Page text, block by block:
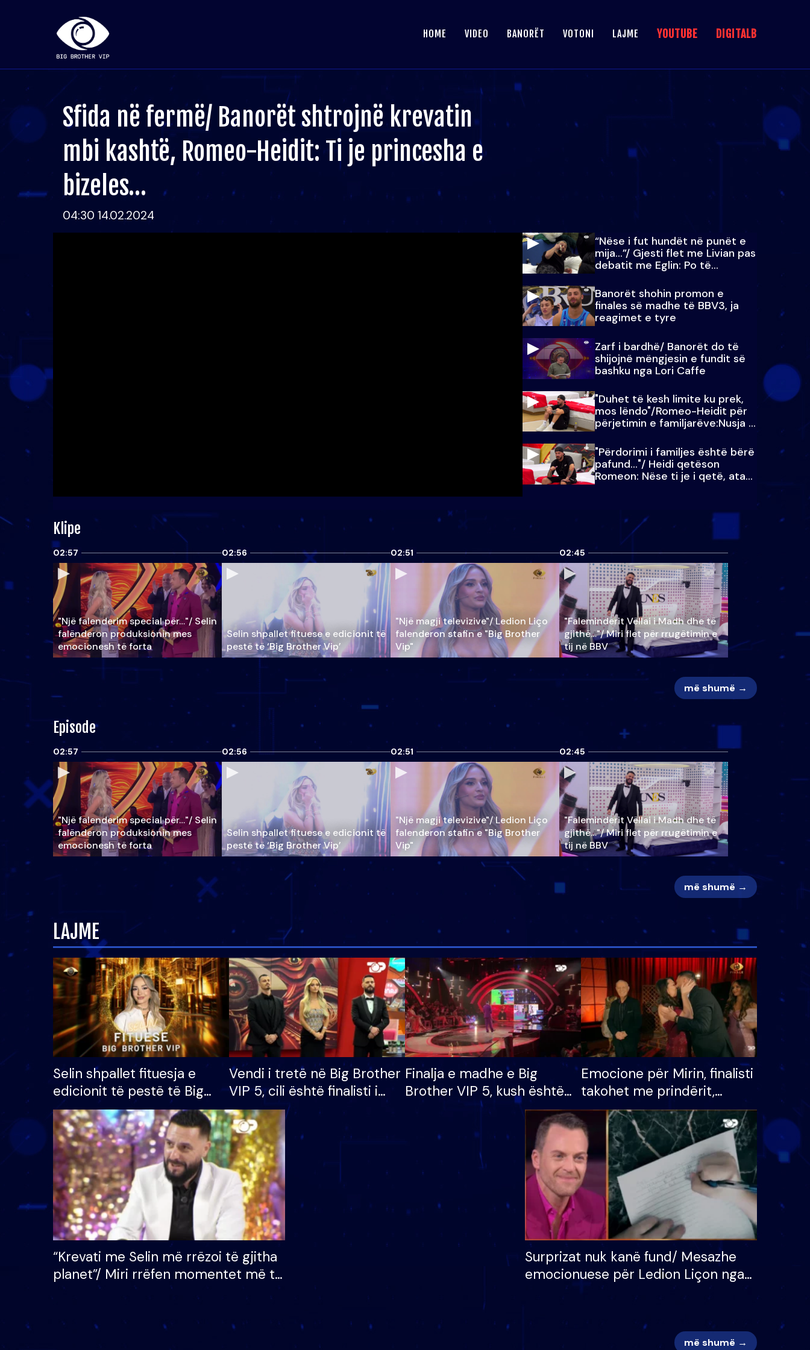
HOME VIDEO BANORËT VOTONI LAJME YOUTUBE DIGITALB
Sfida në fermë/ Banorët shtrojnë krevatin
mbi kashtë, Romeo-Heidit: Ti je princesha e
bizeles…
04:30 14.02.2024
“Nëse i fut hundët në punët e
mija…”/ Gjesti flet me Livian pas
debatit me Eglin: Po të
paralajmëroj
Banorët shohin promon e
finales së madhe të BBV3, ja
reagimet e tyre
Zarf i bardhë/ Banorët do të
shijojnë mëngjesin e fundit së
bashku nga Lori Caffe
"Duhet të kesh limite ku prek,
mos lëndo"/Romeo-Heidit për
përjetimin e familjarëve:Nusja e
Julit…
"Përdorimi i familjes është bërë
pafund…"/ Heidi qetëson
Romeon: Nëse ti je i qetë, ata
qetësohen
Klipe
02:57
"Një falenderim special për…"/ Selin
falënderon produksionin mes
emocionesh të forta
02:56
Selin shpallet fituese e edicionit të
pestë të ‘Big Brother Vip’
02:51
"Një magji televizive"/ Ledion Liço
falenderon stafin e "Big Brother
Vip"
02:45
"Faleminderit Vëllai i Madh dhe të
gjithë…"/ Miri flet për rrugëtimin e
tij në BBV
më shumë →
Episode
02:57
"Një falenderim special për…"/ Selin
falënderon produksionin mes
emocionesh të forta
02:56
Selin shpallet fituese e edicionit të
pestë të ‘Big Brother Vip’
02:51
"Një magji televizive"/ Ledion Liço
falenderon stafin e "Big Brother
Vip"
02:45
"Faleminderit Vëllai i Madh dhe të
gjithë…"/ Miri flet për rrugëtimin e
tij në BBV
më shumë →
LAJME
Selin shpallet fituesja e
edicionit të pestë të Big
Brother VIP, rrëmben
çmimin e madh prej 100
mijë eurosh
Vendi i tretë në Big Brother
VIP 5, cili është finalisti i
radhës që lë shtëpinë
Finalja e madhe e Big
Brother VIP 5, kush është
banori i parë që lë shtëpinë
dhe humb mundësinë për
të fituar çmimin e madh
Emocione për Mirin, finalisti
takohet me prindërit,
vajzën dhe bashkëshorten:
S’kemi ndonjë letër divorci
apo jo?
“Krevati me Selin më rrëzoi të gjitha
planet”/ Miri rrëfen momentet më të
bukura në shtëpinë e BB VIP: Do më
Surprizat nuk kanë fund/ Mesazhe
emocionuese për Ledion Liçon nga
nëna dhe fëmijët e tij, moderatori
më shumë →